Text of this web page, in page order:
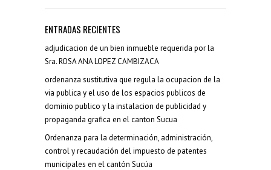
ENTRADAS RECIENTES
adjudicacion de un bien inmueble requerida por la
Sra. ROSA ANA LOPEZ CAMBIZACA
ordenanza sustitutiva que regula la ocupacion de la
via publica y el uso de los espacios publicos de
dominio publico y la instalacion de publicidad y
propaganda grafica en el canton Sucua
Ordenanza para la determinación, administración,
control y recaudación del impuesto de patentes
municipales en el cantón Sucúa